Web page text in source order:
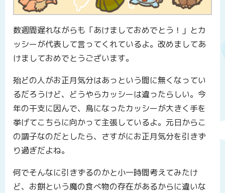
数週間遅れながらも「あけましておめでとう！」とカ
ッシーが代表して言ってくれているよ。改めましてあ
けましておめでとうございます。
殆どの人がお正月気分はあっという間に無くなってい
るだろうけど、どうやらカッシーは違ったらしい。今
年の干支に因んで、鳥になったカッシーが大きく手を
挙げてこちらに向かって主張しているよ。元日からこ
の調子なのだとしたら、さすがにお正月気分を引きず
り過ぎだよね。
何でそんなに引きずるのかと小一時間考えてみたけ
ど、お餅という魔の食べ物の存在があるからに違いな